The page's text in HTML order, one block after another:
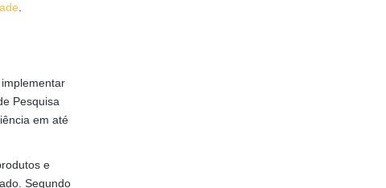
Pesquisa
em até
e
Segundo